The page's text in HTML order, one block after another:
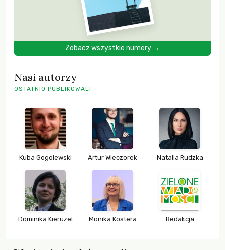
Zobacz wszystkie numery →
Nasi autorzy
OSTATNIO PUBLIKOWALI
Kuba Gogolewski Artur Wieczorek Natalia Rudzka
Dominika Kieruzel Monika Kostera Redakcja